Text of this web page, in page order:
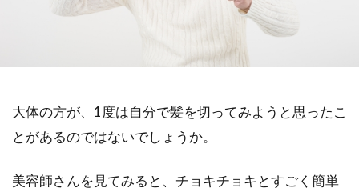
大体の方が、1度は自分で髪を切ってみようと思ったこ
とがあるのではないでしょうか。
美容師さんを見てみると、チョキチョキとすごく簡単